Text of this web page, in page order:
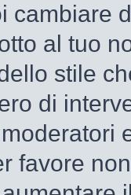
cambiare
al tuo
stile
di
favore